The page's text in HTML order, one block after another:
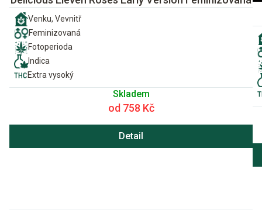
Venku, Vevnitř
Feminizovaná
Fotoperioda
Indica
Extra vysoký
Skladem
od 758 Kč
Detail